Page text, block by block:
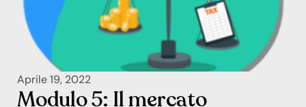
Aprile 19, 2022
Modulo 5: Il mercato